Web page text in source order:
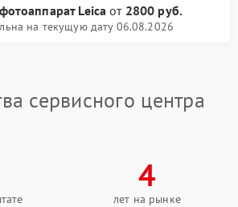
фотоаппарат Leica от 2800 руб.
на текущую дату 06.08.2026
сервисного центра
4
лет на рынке